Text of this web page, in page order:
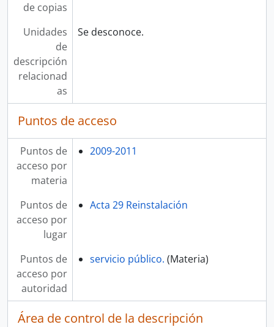
de copias
Unidades
de
descripción
relacionad
as
Se desconoce.
Puntos de acceso
Puntos de
acceso por
materia
2009-2011
Puntos de
acceso por
lugar
Acta 29 Reinstalación
Puntos de
acceso por
autoridad
servicio público. (Materia)
Área de control de la descripción